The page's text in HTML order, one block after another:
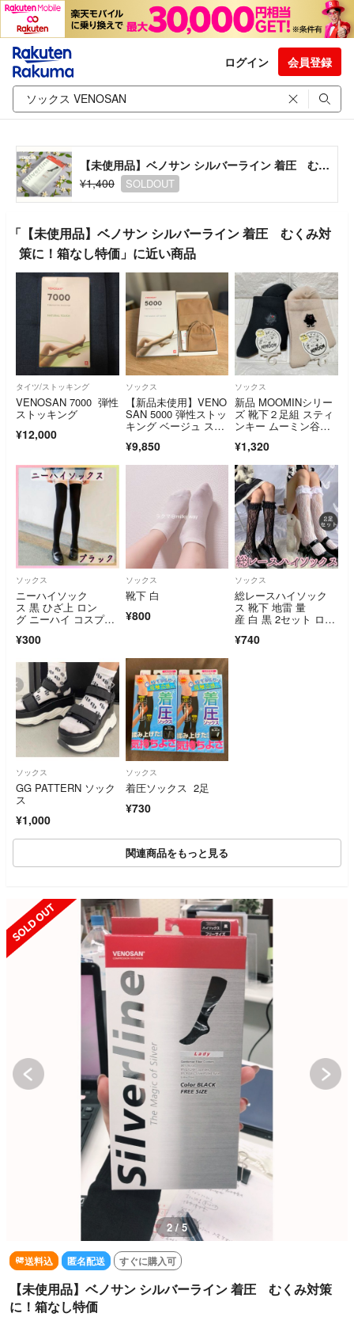
ログイン 会員登録
【未使用品】ベノサン シルバーライン 着圧 むくみ対策に！箱なし特価
¥1,400
SOLDOUT
「【未使用品】ベノサン シルバーライン 着圧 むくみ対
策に！箱なし特価」に近い商品
タイツ/ストッキング
VENOSAN 7000 弾性
ストッキング
¥12,000
ソックス
【新品未使用】VENO
SAN 5000 弾性ストッ
キング ベージュ スイ
¥9,850
ソックス
新品 MOOMINシリー
ズ 靴下２足組 スティ
ンキー ムーミン谷の
ヤンソン フィンラン
ド 北欧
¥1,320
ソックス
ニーハイソック
ス 黒 ひざ上 ロン
グ ニーハイ コスプ
¥300
ソックス
靴下 白
¥800
ソックス
総レースハイソック
ス 靴下 地雷 量
産 白 黒 2セット ロリ
¥740
ソックス
GG PATTERN ソック
ス
¥1,000
ソックス
着圧ソックス 2足
¥730
関連商品をもっと見る
SOLD OUT
2 / 5
送料込 匿名配送 すぐに購入可
【未使用品】ベノサン シルバーライン 着圧 むくみ対策
に！箱なし特価